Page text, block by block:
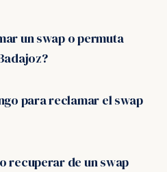
un swap o permuta
para reclamar el swap
recuperar de un swap